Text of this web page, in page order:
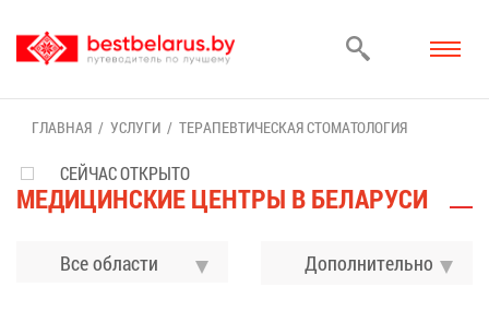
ГЛАВ­НАЯ УСЛУ­ГИ ТЕ­РА­ПЕВ­ТИ­ЧЕ­СКАЯ СТО­МА­ТО­ЛО­ГИЯ
МЕ­ДИ­ЦИН­СКИЕ ЦЕН­ТРЫ В БЕ­ЛА­РУ­СИ
Все области До­пол­ни­тель­но
СЕЙЧАС ОТКРЫТО